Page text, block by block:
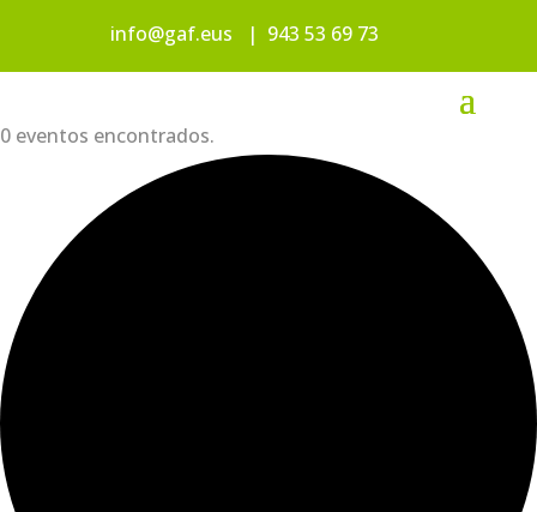
info@gaf.eus | 943 53 69 73
0 eventos encontrados.